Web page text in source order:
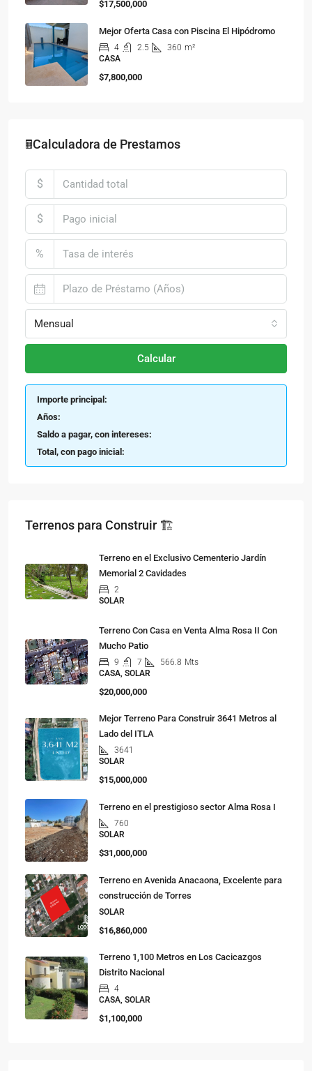
$17,500,000
Mejor Oferta Casa con Piscina El Hipódromo
4 2.5 360 m²
CASA
$7,800,000
🖩Calculadora de Prestamos
$
$
%
Mensual
Calcular
Importe principal:
Años:
Saldo a pagar, con intereses:
Total, con pago inicial:
Terrenos para Construir 🏗
Terreno en el Exclusivo Cementerio Jardín
Memorial 2 Cavidades
2
SOLAR
Terreno Con Casa en Venta Alma Rosa II Con
Mucho Patio
9 7 566.8 Mts
CASA, SOLAR
$20,000,000
Mejor Terreno Para Construir 3641 Metros al
Lado del ITLA
3641
SOLAR
$15,000,000
Terreno en el prestigioso sector Alma Rosa I
760
SOLAR
$31,000,000
Terreno en Avenida Anacaona, Excelente para
construcción de Torres
SOLAR
$16,860,000
Terreno 1,100 Metros en Los Cacicazgos
Distrito Nacional
4
CASA, SOLAR
$1,100,000